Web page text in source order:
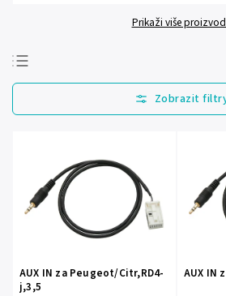
Prikaži više
Najprodavanije
Najjeftinije
Abecedno
AUX IN za Peugeot/Citr,RD4-
j,3,5
AUX IN